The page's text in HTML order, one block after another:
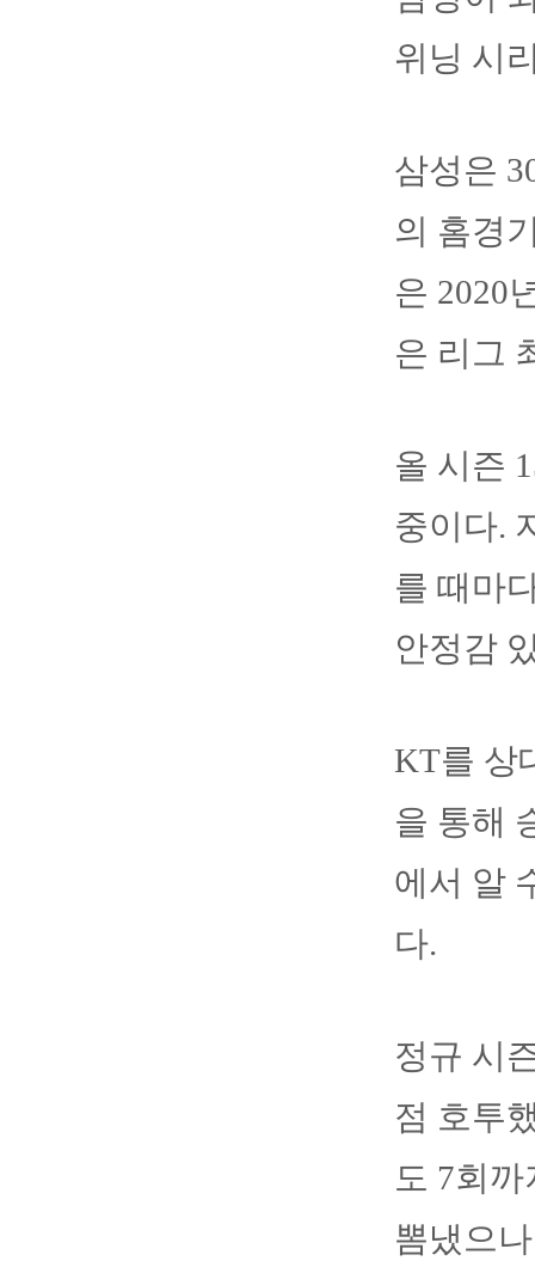
위닝 시
삼성은
의 홈경
은 2020
은 리그
올 시즌
중이다.
를 때마
안정감
KT를 상
을 통해
에서 알
다.
정규 시
점 호투
도 7회
뽐냈으